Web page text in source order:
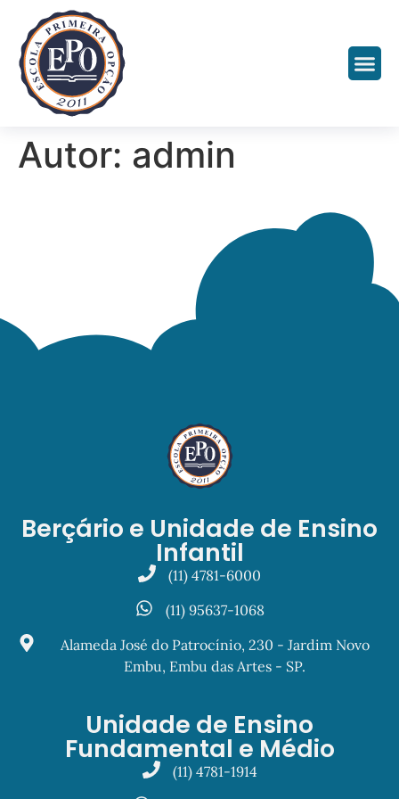
Autor: admin
Berçário e Unidade de Ensino
Infantil
(11) 4781-6000
(11) 95637-1068
Alameda José do Patrocínio, 230 - Jardim Novo
Embu, Embu das Artes - SP.
Unidade de Ensino
Fundamental e Médio
(11) 4781-1914